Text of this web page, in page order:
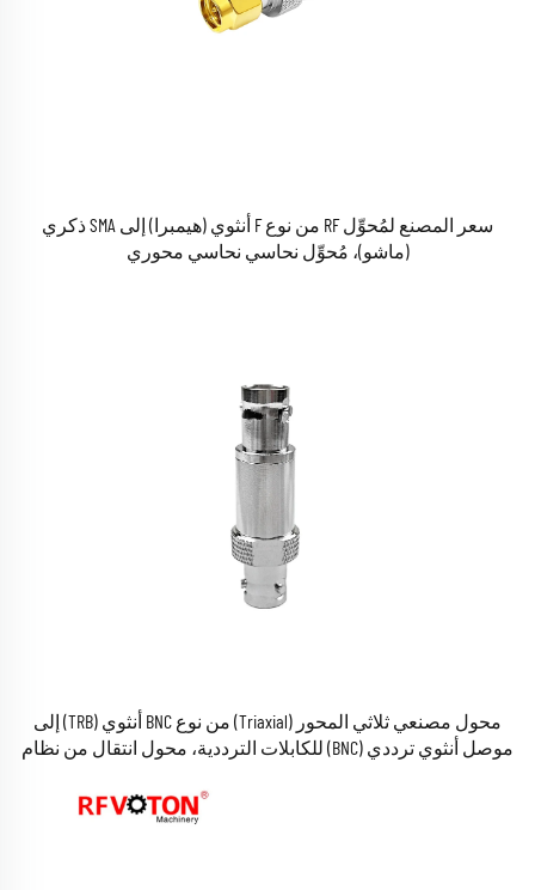
سعر المصنع لمُحوِّل RF من نوع F أنثوي (هيمبرا) إلى SMA ذكري
(ماشو)، مُحوِّل نحاسي نحاسي محوري
محول مصنعي ثلاثي المحور (Triaxial) من نوع BNC أنثوي (TRB) إلى
موصل أنثوي ترددي (BNC) للكابلات الترددية، محول انتقال من نظام